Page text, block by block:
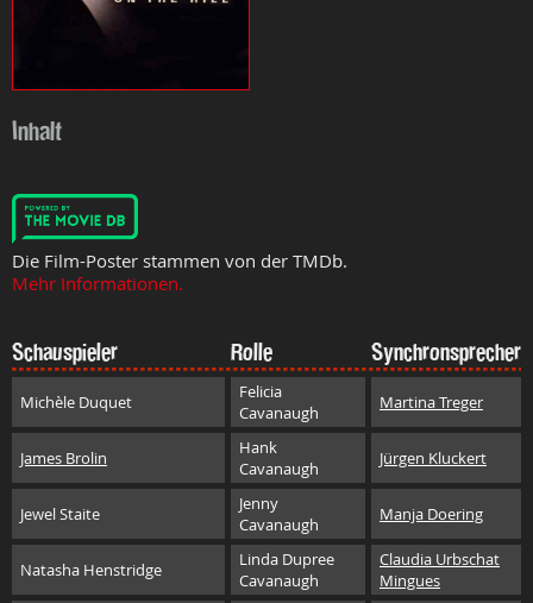
Inhalt
Die Film-Poster stammen von der TMDb.
Mehr Informationen.
Schauspieler Rolle Synchronsprecher
Michèle Duquet
Felicia
Cavanaugh
Martina Treger
James Brolin
Hank
Cavanaugh
Jürgen Kluckert
Jewel Staite
Jenny
Cavanaugh
Manja Doering
Natasha Henstridge
Linda Dupree
Cavanaugh
Claudia Urbschat
Mingues